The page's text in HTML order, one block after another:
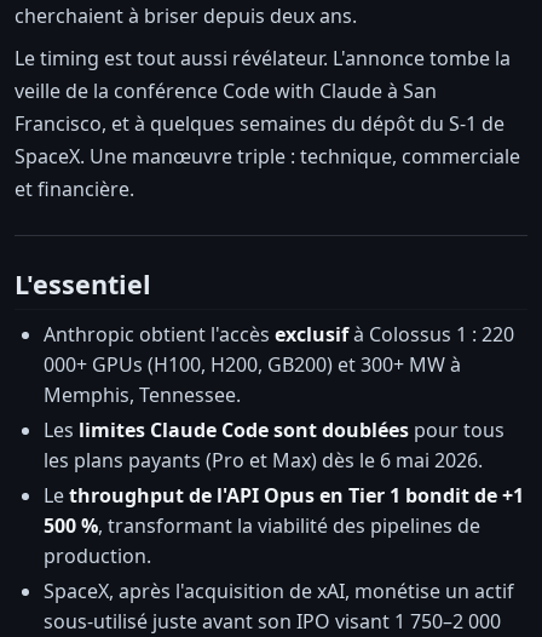
cherchaient à briser depuis deux ans.
Le timing est tout aussi révélateur. L'annonce tombe la
veille de la conférence Code with Claude à San
Francisco, et à quelques semaines du dépôt du S-1 de
SpaceX. Une manœuvre triple : technique, commerciale
et financière.
L'essentiel
Anthropic obtient l'accès exclusifà Colossus 1 : 220
000+ GPUs (H100, H200, GB200) et 300+ MW à
Memphis, Tennessee.
Les limites Claude Code sont doublées pour tous
les plans payants (Pro et Max) dès le 6 mai 2026.
Lethroughput de l'API Opus en Tier 1 bondit de +1
500 %, transformant la viabilité des pipelines de
production.
SpaceX, après l'acquisition de xAI, monétise un actif
sous-utilisé juste avant son IPO visant 1 750–2 000